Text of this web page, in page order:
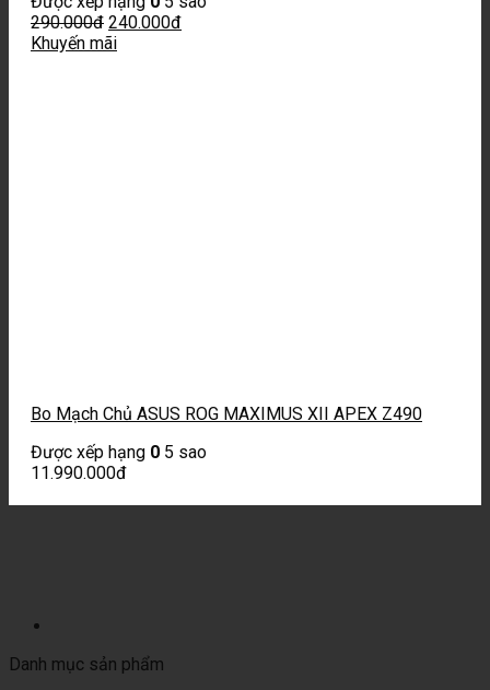
290.000đ 240.000đ
Khuyến mãi
Bo Mạch Chủ ASUS ROG MAXIMUS XII APEX Z490
Được xếp hạng 0 5 sao
11.990.000đ
Danh mục sản phẩm